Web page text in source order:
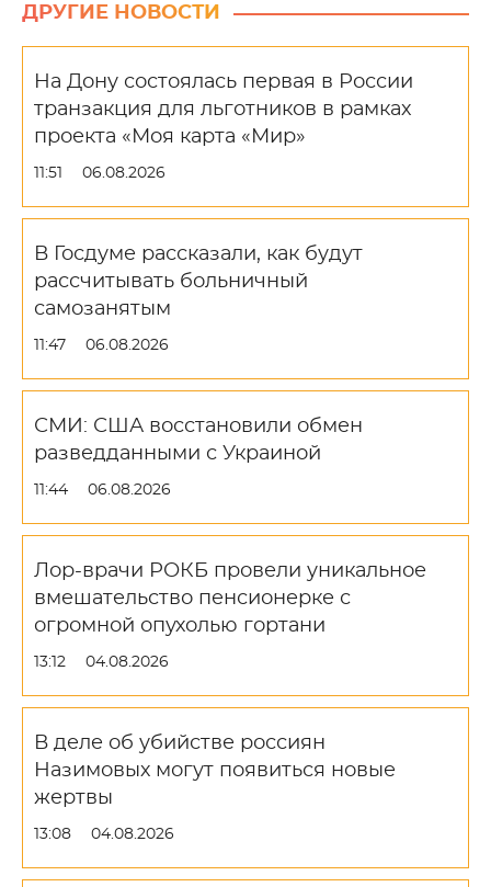
ДРУГИЕ НОВОСТИ
На Дону состоялась первая в России
транзакция для льготников в рамках
проекта «Моя карта «Мир»
11:51 06.08.2026
В Госдуме рассказали, как будут
рассчитывать больничный
самозанятым
11:47 06.08.2026
СМИ: США восстановили обмен
разведданными с Украиной
11:44 06.08.2026
Лор-врачи РОКБ провели уникальное
вмешательство пенсионерке с
огромной опухолью гортани
13:12 04.08.2026
В деле об убийстве россиян
Назимовых могут появиться новые
жертвы
13:08 04.08.2026